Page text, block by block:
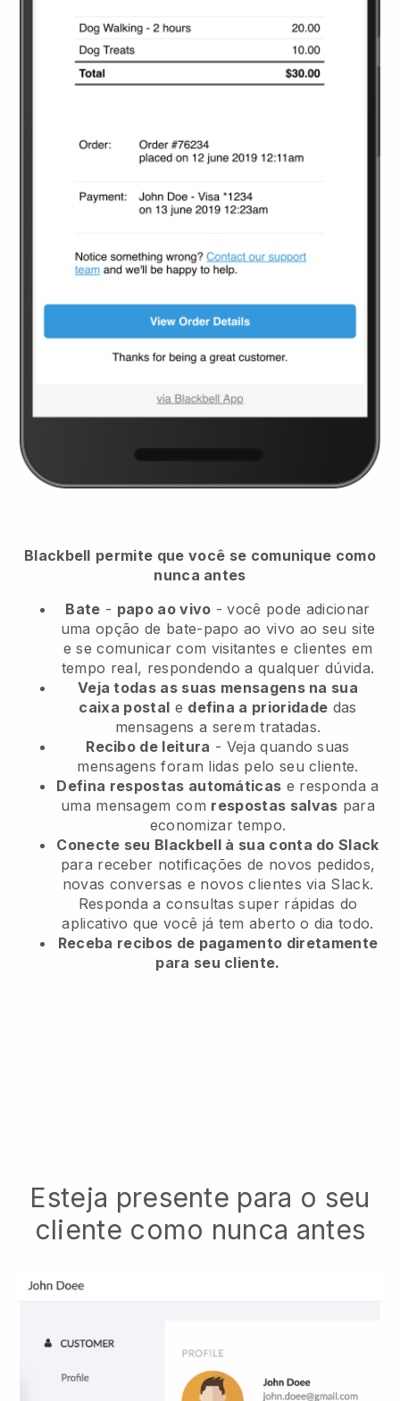
Blackbell permite que você se comunique como
nunca antes
Bate - papo ao vivo - você pode adicionar
uma opção de bate-papo ao vivo ao seu site
e se comunicar com visitantes e clientes em
tempo real, respondendo a qualquer dúvida.
Veja todas as suas mensagens na sua
caixa postal e defina a prioridade das
mensagens a serem tratadas.
Recibo de leitura - Veja quando suas
mensagens foram lidas pelo seu cliente.
Defina respostas automáticas e responda a
uma mensagem com respostas salvas para
economizar tempo.
Conecte seu Blackbell à sua conta do Slack
para receber notificações de novos pedidos,
novas conversas e novos clientes via Slack.
Responda a consultas super rápidas do
aplicativo que você já tem aberto o dia todo.
Receba recibos de pagamento diretamente
para seu cliente.
Esteja presente para o seu
cliente como nunca antes